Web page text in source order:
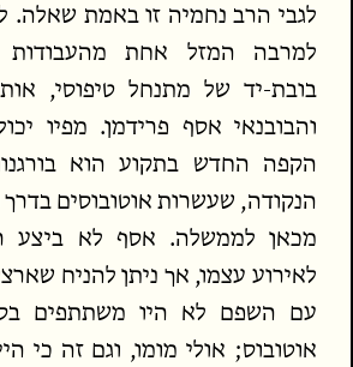
לגבי הרב נחמיה זו באמת שאלה.
למרבה המזל אחת מהעבודות
בובת-יד של מתנחל טיפוסי,
והבובנאי אסף פרידמן. מפיו
הקפה החדש בתקוע הוא
הנקודה, שעשרות אוטובוסים בדרך
מכאן לממשלה. אסף לא ביצע
לאירוע עצמו, אך ניתן להניח
עם השפם לא היו משתתפים
אוטובוס; אולי מומו, וגם זה כי